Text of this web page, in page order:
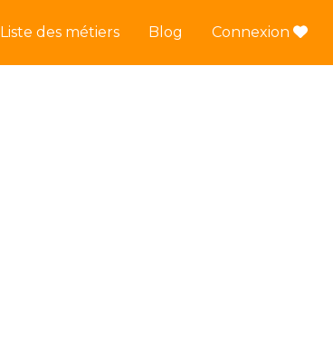
Liste des métiers Blog Connexion